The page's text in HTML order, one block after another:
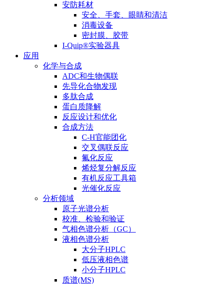
安防耗材
安全、手套、眼睛和清洁
消毒设备
密封膜、胶带
I-Quip®️实验器具
应用
化学与合成
ADC和生物偶联
先导化合物发现
多肽合成
蛋白质降解
反应设计和优化
合成方法
C-H官能团化
交叉偶联反应
氟化反应
烯烃复分解反应
有机反应工具箱
光催化反应
分析领域
原子光谱分析
校准、检验和验证
气相色谱分析（GC）
液相色谱分析
大分子HPLC
低压液相色谱
小分子HPLC
质谱(MS)